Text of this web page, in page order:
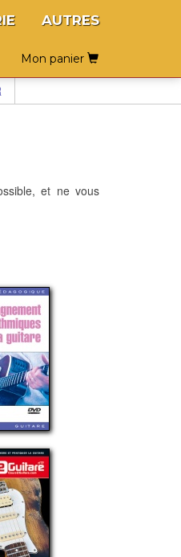
AUTRES
Mon panier
et ne vous